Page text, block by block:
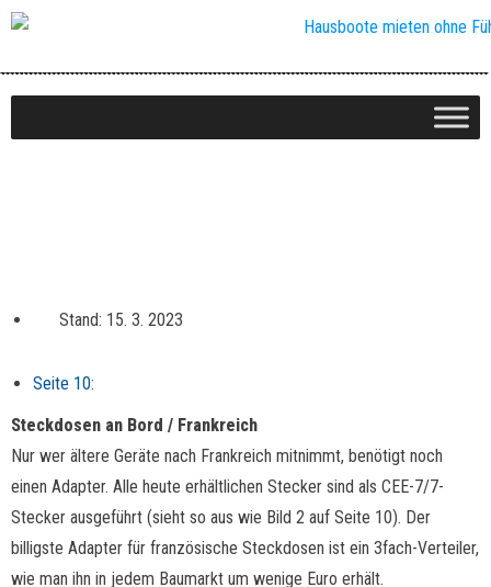
Stand: 15. 3. 2023
Seite 10:
Steckdosen an Bord / Frankreich
Nur wer ältere Geräte nach Frankreich mitnimmt, benötigt noch
einen Adapter. Alle heute erhältlichen Stecker sind als CEE-7/7-
Stecker ausgeführt (sieht so aus wie Bild 2 auf Seite 10). Der
billigste Adapter für französische Steckdosen ist ein 3fach-Verteiler,
wie man ihn in jedem Baumarkt um wenige Euro erhält.